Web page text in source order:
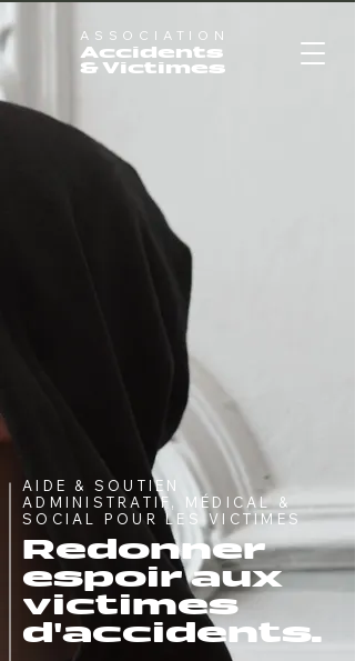
ASSOCIATION
Accidents
& Victimes
AIDE & SOUTIEN
ADMINISTRATIF, MÉDICAL &
SOCIAL POUR LES VICTIMES
Redonner
espoir aux
victimes
d'accidents.